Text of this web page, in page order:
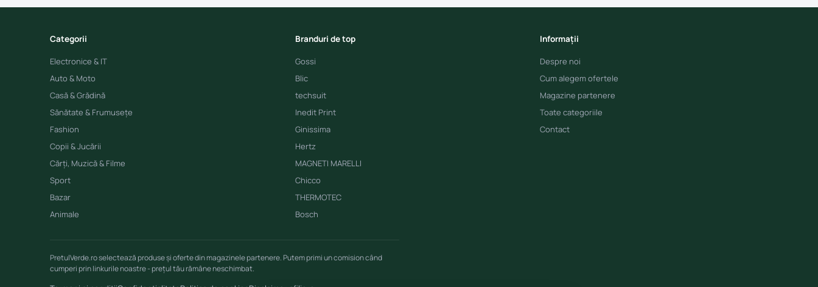
Categorii
Electronice & IT
Auto & Moto
Casă & Grădină
Sănătate & Frumusețe
Fashion
Copii & Jucării
Cărți, Muzică & Filme
Sport
Bazar
Animale
Branduri de top
Gossi
Blic
techsuit
Inedit Print
Ginissima
Hertz
MAGNETI MARELLI
Chicco
THERMOTEC
Bosch
Informații
Despre noi
Cum alegem ofertele
Magazine partenere
Toate categoriile
Contact
PretulVerde.ro selectează produse și oferte din magazinele partenere. Putem primi un comision când
cumperi prin linkurile noastre - prețul tău rămâne neschimbat.